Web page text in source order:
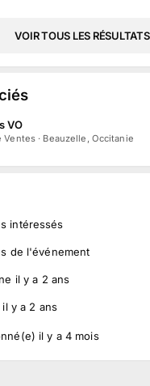
VOIR TOUS LES RÉSULTATS
VO
Ventes · Beauzelle, Occitanie
s intéressés
de l'événement
il y a 2 ans
il y a 2 ans
il y a 4 mois